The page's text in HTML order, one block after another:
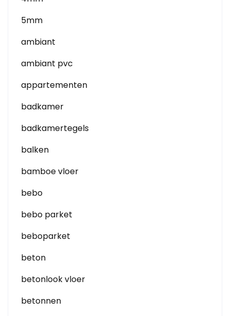
5mm
ambiant
ambiant pvc
appartementen
badkamer
badkamertegels
balken
bamboe vloer
bebo
bebo parket
beboparket
beton
betonlook vloer
betonnen